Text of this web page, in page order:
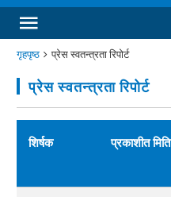
गृहपृष्ठ प्रेस स्वतन्त्रता रिपोर्ट
प्रेस स्वतन्त्रता रिपोर्ट
शिर्षक प्रकाशीत मिति